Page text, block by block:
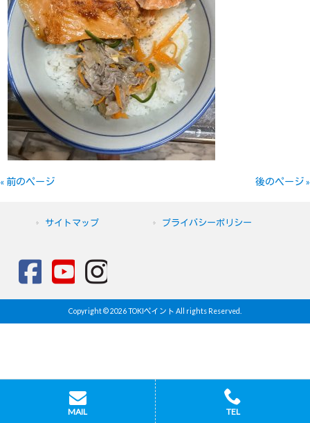
« 前のページ 後のページ »
サイトマップ プライバシーポリシー
Copyright © 2026 TOKIペイント All rights Reserved.
MAIL TEL